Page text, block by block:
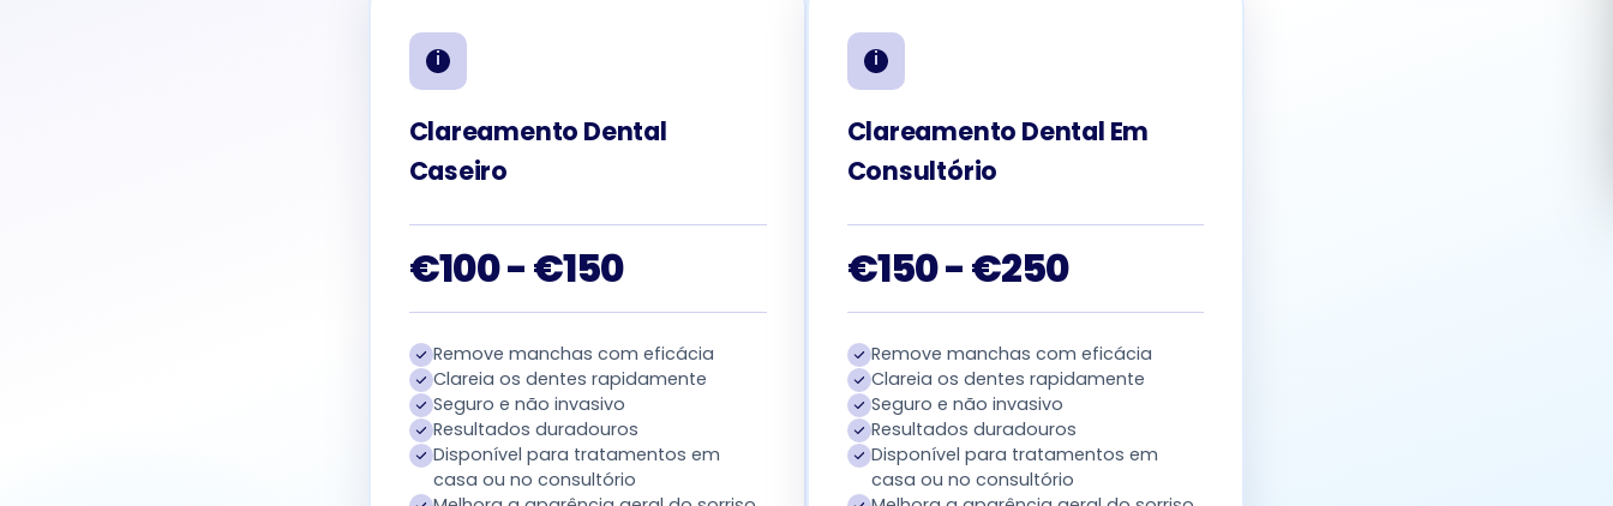
Clareamento Dental
Caseiro
€100 - €150
Remove manchas com eficácia
Clareia os dentes rapidamente
Seguro e não invasivo
Resultados duradouros
Disponível para tratamentos em
casa ou no consultório
Clareamento Dental Em
Consultório
€150 - €250
Remove manchas com eficácia
Clareia os dentes rapidamente
Seguro e não invasivo
Resultados duradouros
Disponível para tratamentos em
casa ou no consultório